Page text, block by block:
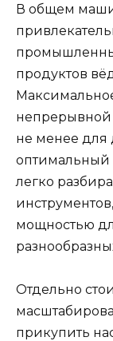
В общем
продуктов
непрерывной
не менее для
оптимальный
легко
мощностью
Отдельно
прикупить